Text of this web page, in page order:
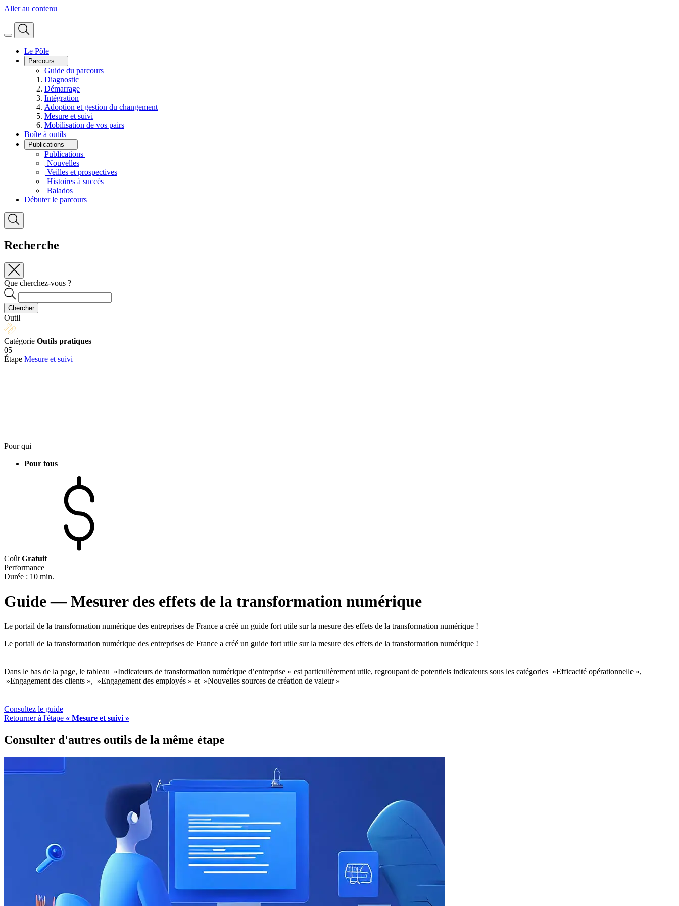
Aller au contenu
Le Pôle
Parcours
Guide du parcours
Diagnostic
Démarrage
Intégration
Adoption et gestion du changement
Mesure et suivi
Mobilisation de vos pairs
Boîte à outils
Publications
Publications
Nouvelles
Veilles et prospectives
Histoires à succès
Balados
Débuter le parcours
Recherche
Que cherchez-vous ?
Chercher
Outil
Catégorie Outils pratiques
05
Étape Mesure et suivi
Pour qui
Pour tous
Coût Gratuit
Performance
Durée : 10 min.
Guide — Mesurer des effets de la transformation numérique
Le portail de la transformation numérique des entreprises de France a créé un guide fort utile sur la mesure des effets de la transformation numérique !
Le portail de la transformation numérique des entreprises de France a créé un guide fort utile sur la mesure des effets de la transformation numérique !
Dans le bas de la page, le tableau »Indicateurs de transformation numérique d’entreprise » est particulièrement utile, regroupant de potentiels indicateurs sous les catégories »Efficacité opérationnelle »,
»Engagement des clients », »Engagement des employés » et »Nouvelles sources de création de valeur »
Consultez le guide
Retourner à l'étape « Mesure et suivi »
Consulter d'autres outils de la même étape